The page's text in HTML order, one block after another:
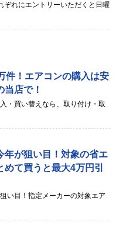
ぞれにエントリーいただくと日曜
件！エアコンの購入は安
当店で！
・買い替えなら、取り付け・取
年が狙い目！対象の省エ
て買うと最大4万円引
い目！指定メーカーの対象エア